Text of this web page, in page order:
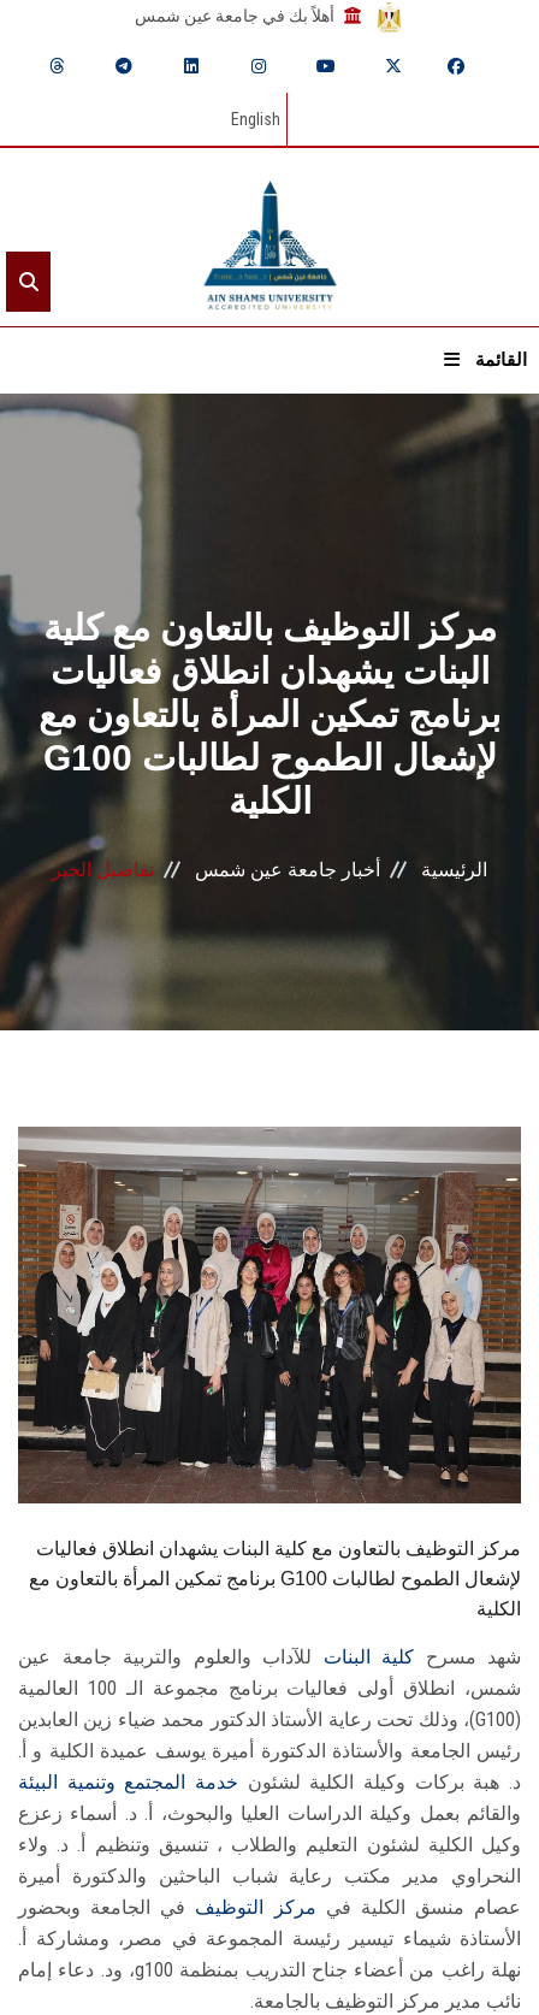
أهلاً بك في جامعة عين شمس
English
القائمة
الشئون الأكاديمية
البحث العلمي
الرعاية الصحية
المراكز والوحدات
الأنظمة الذكية
الإعلام
تواصل معنا
هيئة التدريس
الدراسات العليا
الخريجين
الموظفون
الزائـرون
سجل الان
مركز التوظيف بالتعاون مع كلية
البنات يشهدان انطلاق فعاليات
برنامج تمكين المرأة بالتعاون مع
G100 لإشعال الطموح لطالبات
الكلية
الرئيسية أخبار جامعة عين شمس تفاصيل الخبر
مركز التوظيف بالتعاون مع كلية البنات يشهدان انطلاق فعاليات
برنامج تمكين المرأة بالتعاون مع G100 لإشعال الطموح لطالبات
الكلية
شهد مسرح كلية البنات للآداب والعلوم والتربية جامعة عين
شمس، انطلاق أولى فعاليات برنامج مجموعة الـ 100 العالمية
(G100)، وذلك تحت رعاية الأستاذ الدكتور محمد ضياء زين العابدين
رئيس الجامعة والأستاذة الدكتورة أميرة يوسف عميدة الكلية و أ.
د. هبة بركات وكيلة الكلية لشئون خدمة المجتمع وتنمية البيئة
والقائم بعمل وكيلة الدراسات العليا والبحوث، أ. د. أسماء زعزع
وكيل الكلية لشئون التعليم والطلاب ، تنسيق وتنظيم أ. د. ولاء
النحراوي مدير مكتب رعاية شباب الباحثين والدكتورة أميرة
عصام منسق الكلية في مركز التوظيف في الجامعة وبحضور
الأستاذة شيماء تيسير رئيسة المجموعة في مصر، ومشاركة أ.
نهلة راغب من أعضاء جناح التدريب بمنظمة g100، ود. دعاء إمام
نائب مدير مركز التوظيف بالجامعة.